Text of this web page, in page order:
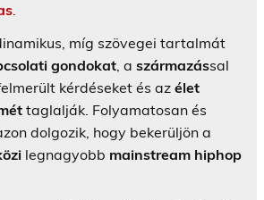
.
míg szövegei tartalmát
gondokat, a származással
kérdéseket és az élet
taglalják. Folyamatosan és
dolgozik, hogy bekerüljön a
legnagyobb mainstream hiphop